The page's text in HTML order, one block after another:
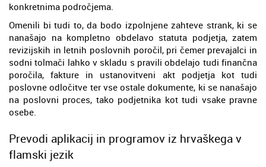
konkretnima področjema.
Omenili bi tudi to, da bodo izpolnjene zahteve strank, ki se
nanašajo na kompletno obdelavo statuta podjetja, zatem
revizijskih in letnih poslovnih poročil, pri čemer prevajalci in
sodni tolmači lahko v skladu s pravili obdelajo tudi finančna
poročila, fakture in ustanovitveni akt podjetja kot tudi
poslovne odločitve ter vse ostale dokumente, ki se nanašajo
na poslovni proces, tako podjetnika kot tudi vsake pravne
osebe.
Prevodi aplikacij in programov iz hrvaškega v
flamski jezik